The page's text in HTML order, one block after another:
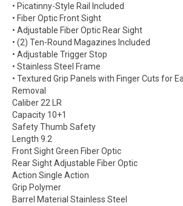
• Picatinny-Style Rail Included
• Fiber Optic Front Sight
• Adjustable Fiber Optic Rear Sight
• (2) Ten-Round Magazines Included
• Adjustable Trigger Stop
• Stainless Steel Frame
• Textured Grip Panels with Finger Cuts for
Removal
Caliber 22 LR
Capacity 10+1
Safety Thumb Safety
Length 9.2
Front Sight Green Fiber Optic
Rear Sight Adjustable Fiber Optic
Action Single Action
Grip Polymer
Barrel Material Stainless Steel